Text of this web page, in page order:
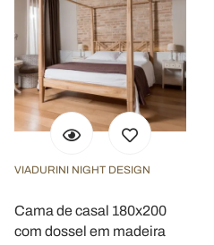
VIADURINI NIGHT DESIGN
Cama de casal 180x200
com dossel em madeira